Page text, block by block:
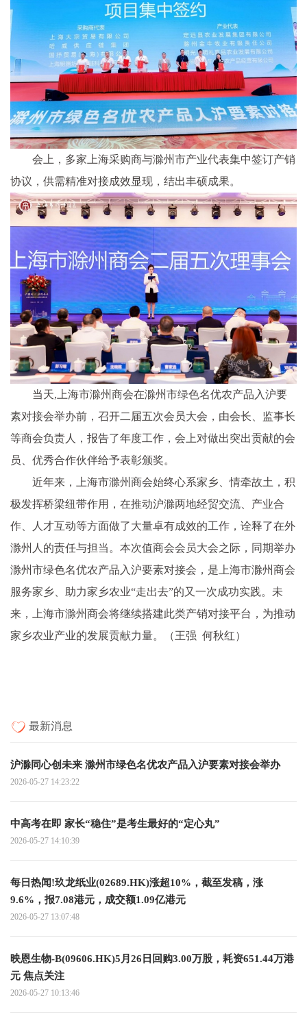
会上，多家上海采购商与滁州市产业代表集中签订产销
协议，供需精准对接成效显现，结出丰硕成果。
当天,上海市滁州商会在滁州市绿色名优农产品入沪要
素对接会举办前，召开二届五次会员大会，由会长、监事长
等商会负责人，报告了年度工作，会上对做出突出贡献的会
员、优秀合作伙伴给予表彰颁奖。
近年来，上海市滁州商会始终心系家乡、情牵故土，积
极发挥桥梁纽带作用，在推动沪滁两地经贸交流、产业合
作、人才互动等方面做了大量卓有成效的工作，诠释了在外
滁州人的责任与担当。本次值商会会员大会之际，同期举办
滁州市绿色名优农产品入沪要素对接会，是上海市滁州商会
服务家乡、助力家乡农业“走出去”的又一次成功实践。未
来，上海市滁州商会将继续搭建此类产销对接平台，为推动
家乡农业产业的发展贡献力量。（王强 何秋红）
最新消息
沪滁同心创未来 滁州市绿色名优农产品入沪要素对接会举办
2026-05-27 14:23:22
中高考在即 家长“稳住”是考生最好的“定心丸”
2026-05-27 14:10:39
每日热闻!玖龙纸业(02689.HK)涨超10%，截至发稿，涨
9.6%，报7.08港元，成交额1.09亿港元
2026-05-27 13:07:48
映恩生物-B(09606.HK)5月26日回购3.00万股，耗资651.44万港
元 焦点关注
2026-05-27 10:13:46